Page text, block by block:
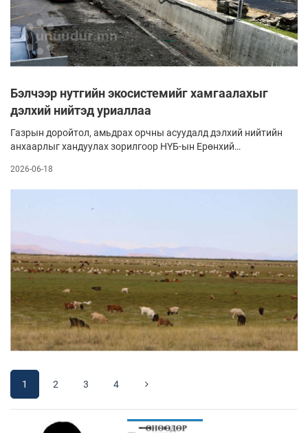
Бэлчээр нутгийн экосистемийг хамгаалахыг
дэлхий нийтэд уриаллаа
Газрын доройтол, амьдрах орчны асуудалд дэлхий нийтийн
анхаарлыг хандуулах зорилгоор НҮБ-ын Ерөнхий
тэмцэх өдөр өчигдөр тохиолоо. НҮБ-ын Ерөнхий нарийн
бичгийн дарга Антониу Гутерриш бэлчээр нутгийг нөхөн
2026-06-18
1 2 3 4